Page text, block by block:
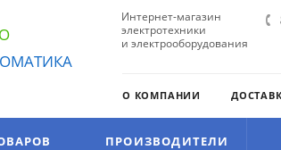
Интернет-магазин
электротехники
и электрооборудования
О КОМПАНИИ
ПРОИЗВОДИТЕЛИ